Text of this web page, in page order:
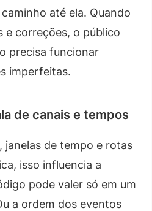
até ela. Quando
e correções, o público
precisa funcionar
imperfeitas.
de canais e tempos
janelas de tempo e rotas
isso influencia a
pode valer só em um
a ordem dos eventos